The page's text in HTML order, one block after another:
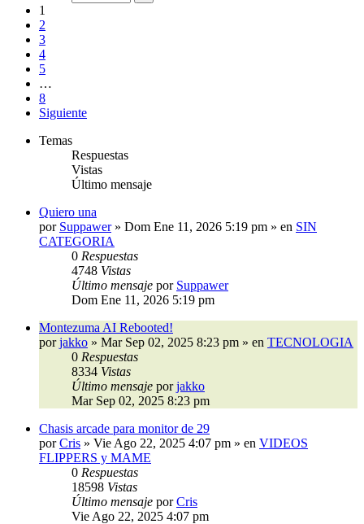
1
2
3
4
5
…
8
Siguiente
Temas
Respuestas
Vistas
Último mensaje
Quiero una
por Suppawer» Dom Ene 11, 2026 5:19 pm » en SIN
CATEGORIA
0 Respuestas
4748 Vistas
Último mensaje por Suppawer
Dom Ene 11, 2026 5:19 pm
Montezuma AI Rebooted!
porjakko » Mar Sep 02, 2025 8:23 pm » en TECNOLOGIA
0 Respuestas
8334 Vistas
Último mensaje porjakko
Mar Sep 02, 2025 8:23 pm
Chasis arcade para monitor de 29
porCris » Vie Ago 22, 2025 4:07 pm » en VIDEOS
FLIPPERS y MAME
0 Respuestas
18598 Vistas
Último mensaje porCris
Vie Ago 22, 2025 4:07 pm